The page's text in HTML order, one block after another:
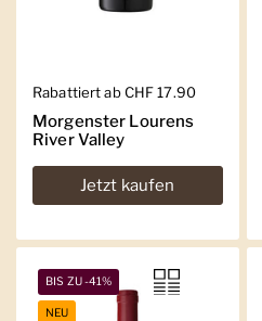
Regulärer Preis
Rabattiert ab CHF 17.90
Morgenster Lourens
River Valley
Jetzt kaufen
BIS ZU -41%
NEU